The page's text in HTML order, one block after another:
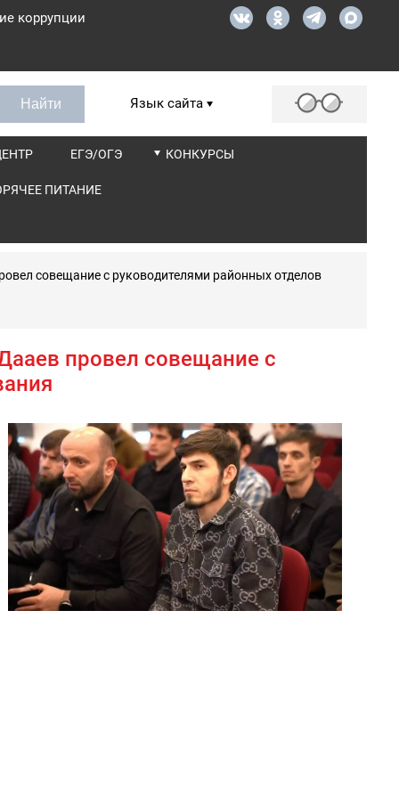
коррупции
Язык сайта
ЕГЭ/ОГЭ КОНКУРСЫ
ПИТАНИЕ
совещание с руководителями районных отделов
провел совещание с